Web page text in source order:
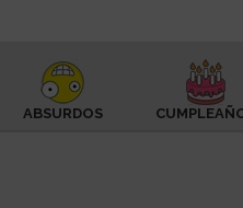
ABSURDOS